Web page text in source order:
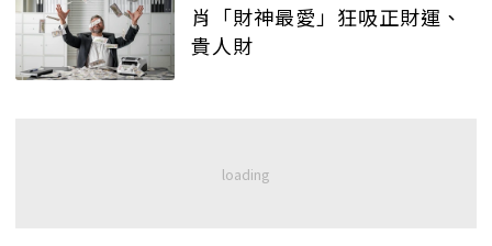
肖「財神最愛」狂吸正財運、
貴人財